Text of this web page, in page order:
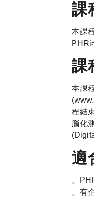
課
本課
PHRi
課
本課
程結
腦化
適
。
。有